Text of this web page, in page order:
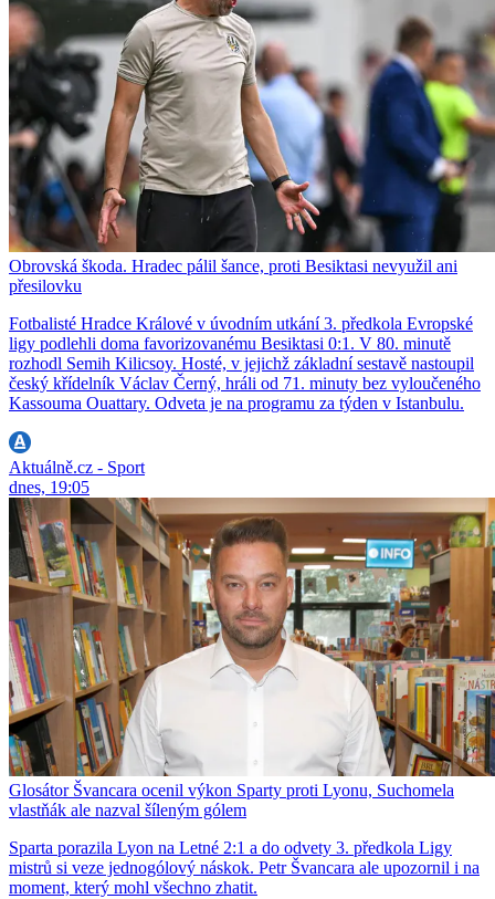
Obrovská škoda. Hradec pálil šance, proti Besiktasi nevyužil ani
přesilovku
Fotbalisté Hradce Králové v úvodním utkání 3. předkola Evropské
ligy podlehli doma favorizovanému Besiktasi 0:1. V 80. minutě
rozhodl Semih Kilicsoy. Hosté, v jejichž základní sestavě nastoupil
český křídelník Václav Černý, hráli od 71. minuty bez vyloučeného
Kassouma Ouattary. Odveta je na programu za týden v Istanbulu.
Aktuálně.cz - Sport
dnes, 19:05
Glosátor Švancara ocenil výkon Sparty proti Lyonu, Suchomela
vlastňák ale nazval šíleným gólem
Sparta porazila Lyon na Letné 2:1 a do odvety 3. předkola Ligy
mistrů si veze jednogólový náskok. Petr Švancara ale upozornil i na
moment, který mohl všechno zhatit.